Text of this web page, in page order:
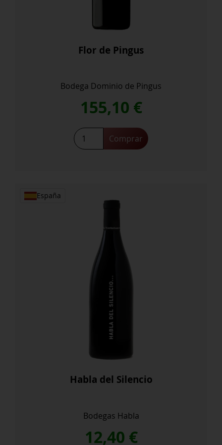
Flor de Pingus
Bodega Dominio de Pingus
155,10 €
Flor
de
Comprar
España
Habla del Silencio
Bodegas Habla
12,40 €